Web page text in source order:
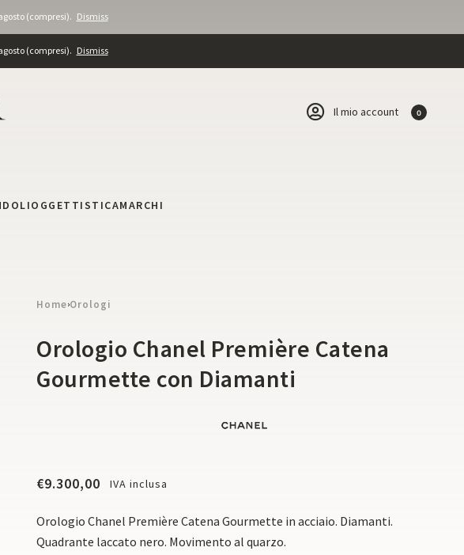
(compresi). Dismiss
(compresi). Dismiss
Il mio account 0
OGGETTISTICAMARCHI
Home›Orologi
Orologio Chanel Première Catena
Gourmette con Diamanti
€9.300,00 IVA inclusa
Orologio Chanel Première Catena Gourmette in acciaio. Diamanti.
Quadrante laccato nero. Movimento al quarzo.